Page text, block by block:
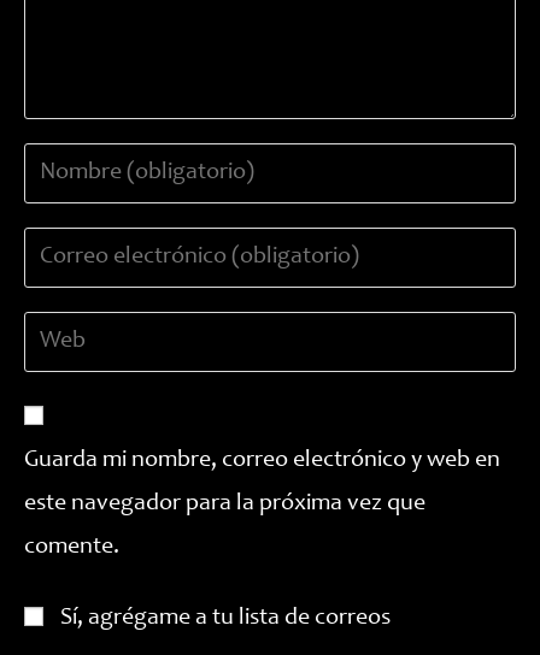
usuario
para
de
para
comentar
(opcional)
Guarda mi nombre, correo electrónico y web en
este navegador para la próxima vez que
comente.
Sí, agrégame a tu lista de correos